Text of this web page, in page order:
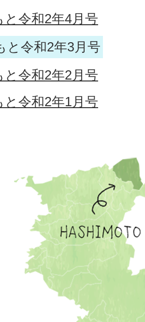
と令和2年4月号
と令和2年3月号
と令和2年2月号
と令和2年1月号